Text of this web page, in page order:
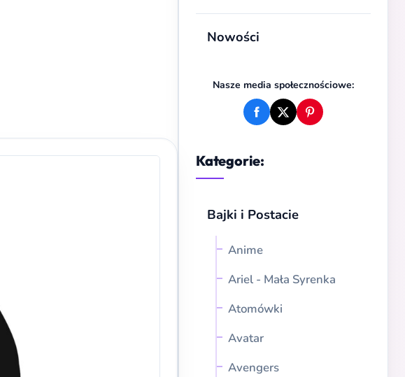
Nowości
Nasze media społecznościowe:
Kategorie:
Bajki i Postacie
Anime
Ariel - Mała Syrenka
Atomówki
Avatar
Avengers